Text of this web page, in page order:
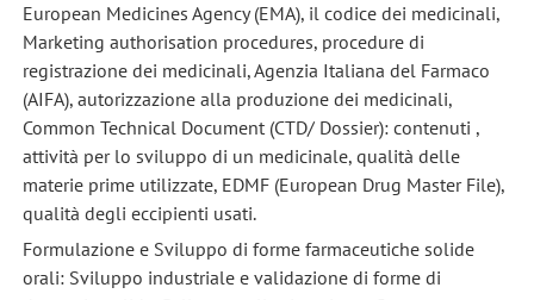
European Medicines Agency (EMA), il codice dei medicinali,
Marketing authorisation procedures, procedure di
registrazione dei medicinali, Agenzia Italiana del Farmaco
(AIFA), autorizzazione alla produzione dei medicinali,
Common Technical Document (CTD/ Dossier): contenuti ,
attività per lo sviluppo di un medicinale, qualità delle
materie prime utilizzate, EDMF (European Drug Master File),
qualità degli eccipienti usati.
Formulazione e Sviluppo di forme farmaceutiche solide
orali: Sviluppo industriale e validazione di forme di